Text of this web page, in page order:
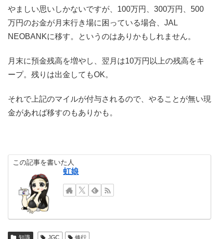
やましい思いしかないですが、100万円、300万円、500
万円のお金が月末行き場に困っている場合、JAL
NEOBANKに移す。というのはありかもしれません。
月末に預金残高を増やし、翌月は10万円以上の残高をキ
ープ。残りは出金してもOK。
それで上記のマイルが付与されるので、やることが無い現
金があれば移すのもありかも。
この記事を書いた人
虹娘
知識 JGC 修行